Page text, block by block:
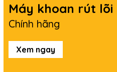
Máy khoan rút lõi
Chính hãng
Xem ngay